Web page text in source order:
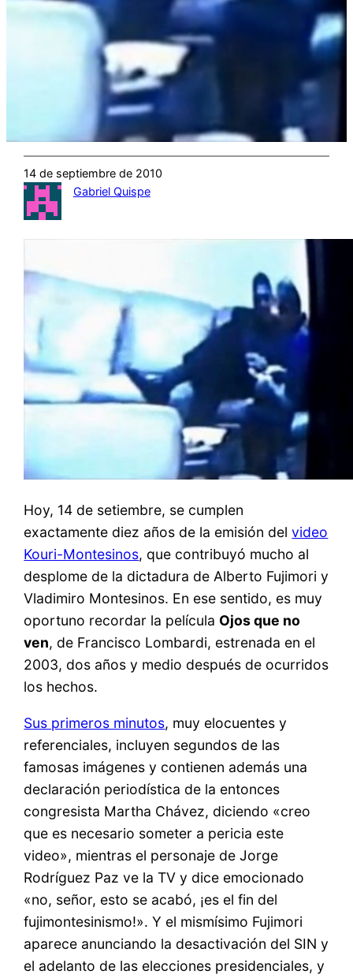
14 de septiembre de 2010
Gabriel Quispe
Hoy, 14 de setiembre, se cumplen
exactamente diez años de la emisión delvideo
Kouri-Montesinos, que contribuyó mucho al
desplome de la dictadura de Alberto Fujimori y
Vladimiro Montesinos. En ese sentido, es muy
oportuno recordar la película Ojos que no
ven, de Francisco Lombardi, estrenada en el
2003, dos años y medio después de ocurridos
los hechos.
Sus primeros minutos, muy elocuentes y
referenciales, incluyen segundos de las
famosas imágenes y contienen además una
declaración periodística de la entonces
congresista Martha Chávez, diciendo «creo
que es necesario someter a pericia este
video», mientras el personaje de Jorge
Rodríguez Paz ve la TV y dice emocionado
«no, señor, esto se acabó, ¡es el fin del
fujimontesinismo!». Y el mismísimo Fujimori
aparece anunciando la desactivación del SIN y
el adelanto de las elecciones presidenciales, y